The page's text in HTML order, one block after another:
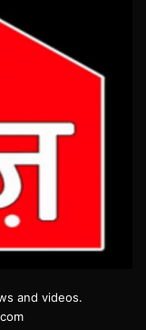
and videos.